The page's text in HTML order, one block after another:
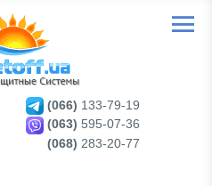
(066) 133-79-19
(063) 595-07-36
(068) 283-20-77